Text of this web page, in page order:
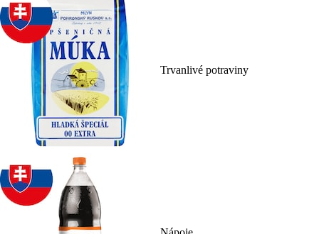
Trvanlivé potraviny